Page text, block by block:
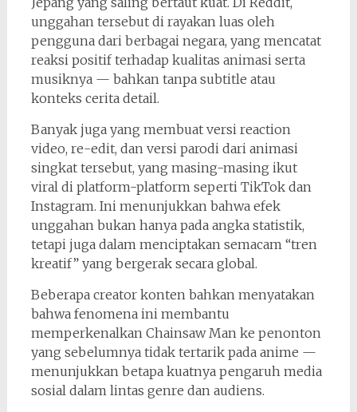
unggahan tersebut di rayakan luas oleh
pengguna dari berbagai negara, yang mencatat
reaksi positif terhadap kualitas animasi serta
musiknya — bahkan tanpa subtitle atau
konteks cerita detail.
Banyak juga yang membuat versi reaction
video, re-edit, dan versi parodi dari animasi
singkat tersebut, yang masing-masing ikut
viral di platform-platform seperti TikTok dan
Instagram. Ini menunjukkan bahwa efek
unggahan bukan hanya pada angka statistik,
tetapi juga dalam menciptakan semacam “tren
kreatif” yang bergerak secara global.
Beberapa creator konten bahkan menyatakan
bahwa fenomena ini membantu
memperkenalkan Chainsaw Man ke penonton
yang sebelumnya tidak tertarik pada anime —
menunjukkan betapa kuatnya pengaruh media
sosial dalam lintas genre dan audiens.